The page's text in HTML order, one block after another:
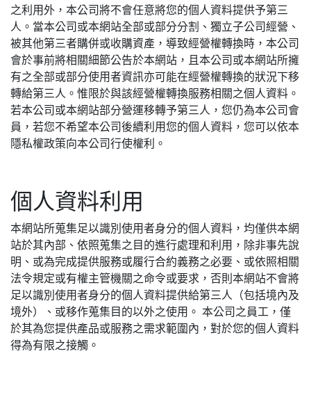
之利用外，本公司將不會任意將您的個人資料提供予第三
人。當本公司或本網站全部或部分分割、獨立子公司經營、
被其他第三者購併或收購資產，導致經營權轉換時，本公司
會於事前將相關細節公告於本網站，且本公司或本網站所擁
有之全部或部分使用者資訊亦可能在經營權轉換的狀況下移
轉給第三人。惟限於與該經營權轉換服務相關之個人資料。
若本公司或本網站部分營運移轉予第三人，您仍為本公司會
員，若您不希望本公司後續利用您的個人資料，您可以依本
隱私權政策向本公司行使權利。
個人資料利用
本網站所蒐集足以識別使用者身分的個人資料，均僅供本網
站於其內部、依照蒐集之目的進行處理和利用，除非事先說
明、或為完成提供服務或履行合約義務之必要、或依照相關
法令規定或有權主管機關之命令或要求，否則本網站不會將
足以識別使用者身分的個人資料提供給第三人（包括境內及
境外）、或移作蒐集目的以外之使用。 本公司之員工，僅
於其為您提供產品或服務之需求範圍內，對於您的個人資料
得為有限之接觸。